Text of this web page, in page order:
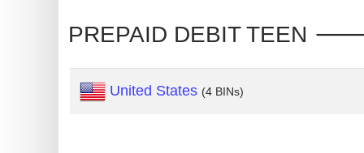
Generate
Card
from
PREPAID DEBIT TEEN
United States (4 BINs)